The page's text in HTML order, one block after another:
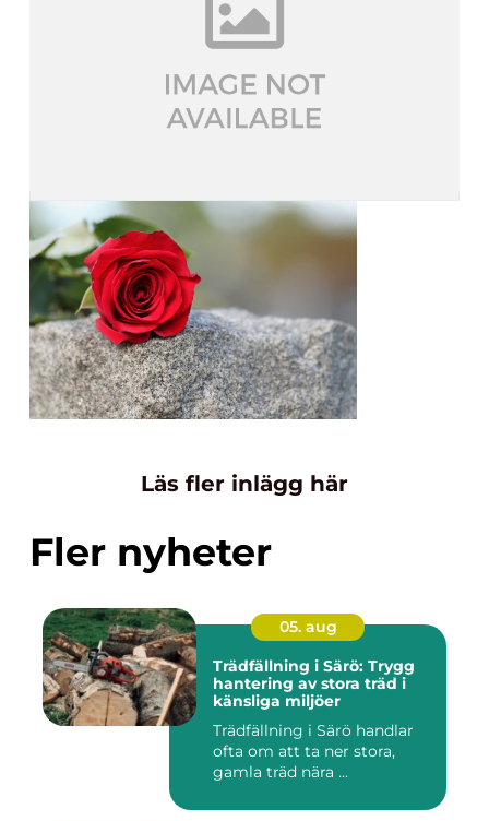
Läs fler inlägg här
Fler nyheter
05. aug
Trädfällning i Särö: Trygg
hantering av stora träd i
känsliga miljöer
Trädfällning i Särö handlar
ofta om att ta ner stora,
gamla träd nära ...